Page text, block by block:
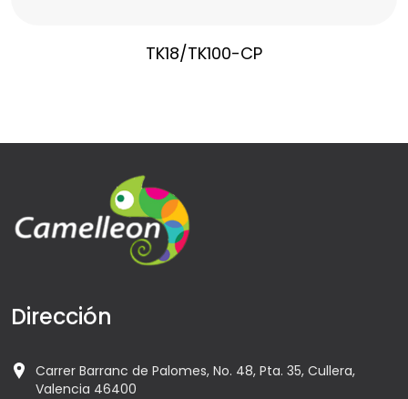
TK18/TK100-CP
Dirección
Carrer Barranc de Palomes, No. 48, Pta. 35, Cullera,
Valencia 46400